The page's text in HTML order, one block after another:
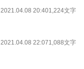
2021.04.08 20:401,224文字
2021.04.08 22:071,088文字